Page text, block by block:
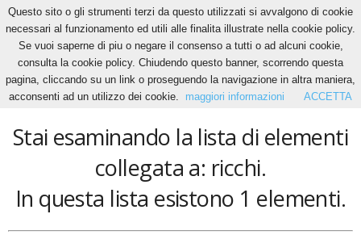
Home Tags Ricchi
ricchi
Stai esaminando la lista di elementi
collegata a: ricchi.
In questa lista esistono 1 elementi.
Questo sito o gli strumenti terzi da questo utilizzati si avvalgono di cookie
necessari al funzionamento ed utili alle finalita illustrate nella cookie policy.
Se vuoi saperne di piu o negare il consenso a tutti o ad alcuni cookie,
consulta la cookie policy. Chiudendo questo banner, scorrendo questa
pagina, cliccando su un link o proseguendo la navigazione in altra maniera,
acconsenti ad un utilizzo dei cookie.
maggiori informazioni ACCETTA